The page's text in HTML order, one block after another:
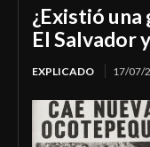
¿Existió
El Salvador
EXPLICADO 17/07/